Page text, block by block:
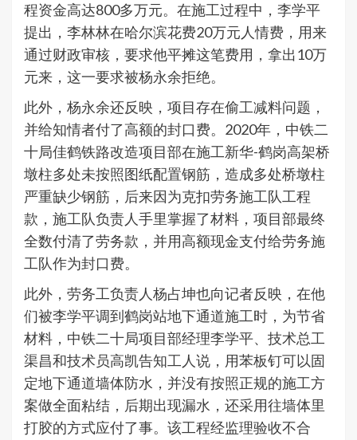
程资金高达800多万元。在施工过程中，李学平
提出，李林林在哈尔滨花费20万元人情费，用来
通过财政审核，要求他平摊这笔费用，拿出10万
元来，这一要求被杨永余拒绝。
此外，杨永余还反映，项目存在偷工减料问题，
并给知情者付了高额的封口费。2020年，中铁二
十局佳鹤铁路改造项目部在施工新华-鹤岗高架桥
墩柱多处未按照图纸配置钢筋，造成多处桥墩柱
严重缺少钢筋，后来因为克扣劳务施工队工程
款，施工队负责人手里掌握了材料，项目部最终
全数付清了劳务款，并用高额现金支付给劳务施
工队作为封口费。
此外，劳务工负责人杨占坤也向记者反映，在他
们被李学平调到鹤岗站地下通道施工时，为节省
材料，中铁二十局项目部经理李学平、技术总工
渠昌和技术员高凯告知工人说，用苯板钉可以固
定地下通道墙体防水，并没有按照正规的施工方
案做全面粘结，后期出现漏水，还采用往墙体里
打胶的方式应付了事。该工程经监理验收不合